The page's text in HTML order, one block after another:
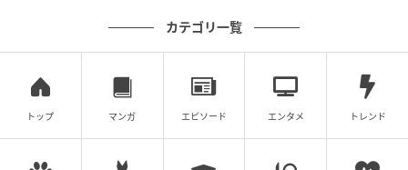
カテゴリ一覧
トップ マンガ エピソード エンタメ トレンド